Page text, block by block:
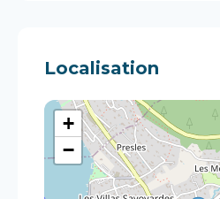
Localisation
+
−